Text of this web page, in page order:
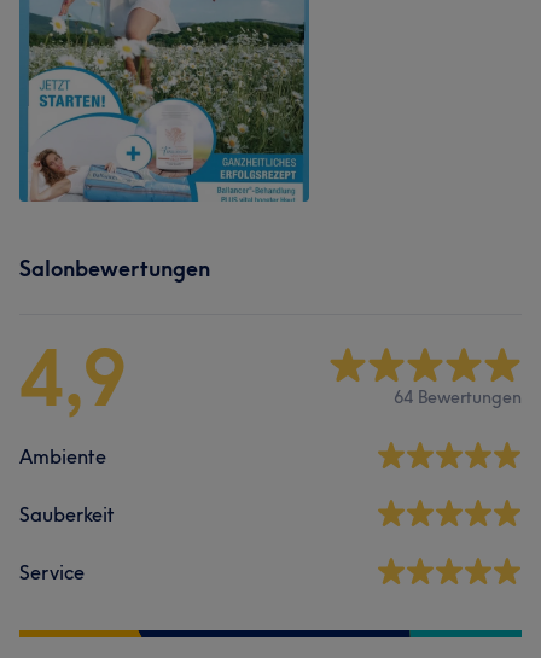
Salonbewertungen
4,9 64 Bewertungen
Ambiente
Sauberkeit
Service